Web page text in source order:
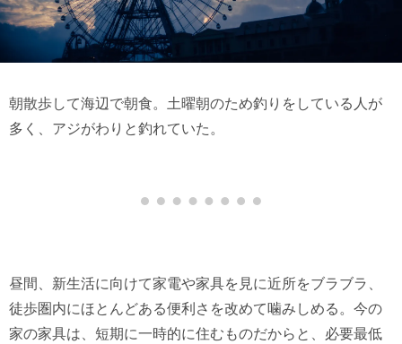
朝散歩して海辺で朝食。土曜朝のため釣りをしている人が
多く、アジがわりと釣れていた。
昼間、新生活に向けて家電や家具を見に近所をブラブラ、
徒歩圏内にほとんどある便利さを改めて噛みしめる。今の
家の家具は、短期に一時的に住むものだからと、必要最低